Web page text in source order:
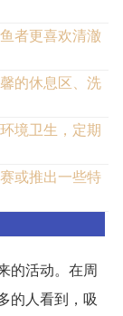
者更喜欢清澈
的休息区、洗
境卫生，定期
或推出一些特
的活动。在周
的人看到，吸